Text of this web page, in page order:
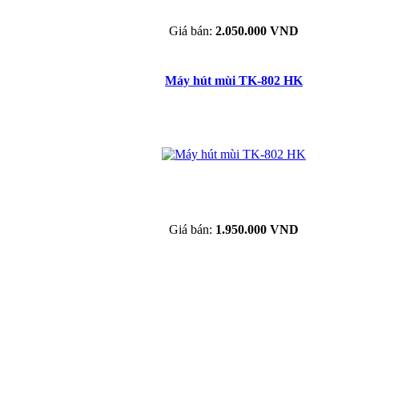
Giá bán: 2.050.000 VND
Máy hút mùi TK-802 HK
Giá bán: 1.950.000 VND